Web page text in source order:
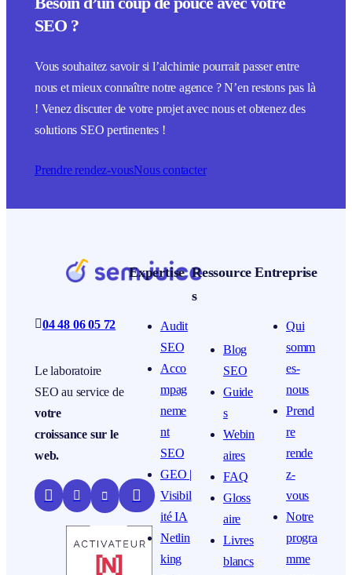
SEO ?
Vous souhaitez savoir si l’alchimie pourrait passer entre
nous et mieux connaître notre agence ? N’en restons pas là
! Venez discuter de votre projet avec nous et obtenez des
solutions SEO pertinentes !
Prendre rendez-vousNous contacter
04 48 06 05 72
Le laboratoire
SEO au service de
votre
croissance sur le
web.
   
Expertise
Audit
SEO
Acco
mpag
neme
nt
SEO
GEO |
Visibil
ité IA
Netlin
king
Ressource
s
Blog
SEO
Guide
s
Webin
aires
FAQ
Gloss
aire
Livres
blancs
Entreprise
Qui
somm
es-
nous
Prend
re
rende
z-
vous
Notre
progra
mme